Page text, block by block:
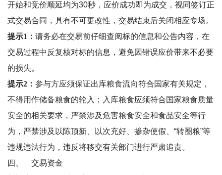
开始和竞价顺延均为30秒，应价成功即为成交，视同签订正
式交易合同，具有不可更改性，交易结束后关闭相应专场。
提示1： 请务必在交易前仔细查阅标的信息和公告内容，在
交易过程中反复核对标的信息，避免因错误应价带来不必要
的损失。
提示2： 参与方应须保证出库粮食流向符合国家有关规定，
不得用作储备粮食的轮入；入库粮食应须符合国家粮食质量
安全的相关要求，严禁涉及危害粮食安全和食品安全等行
为，严禁涉及以陈顶新、以次充好、掺杂使假、 “转圈粮”等
违规违法行为，违反将移交有关部门进行严肃追责。
四、
交易资金